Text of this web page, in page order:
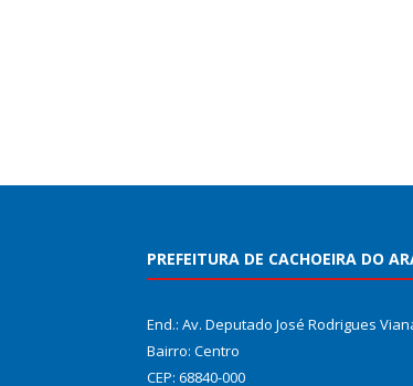
PREFEITURA DE CACHOEIRA DO
End.: Av. Deputado José Rodrigues
Bairro: Centro
CEP: 68840-000